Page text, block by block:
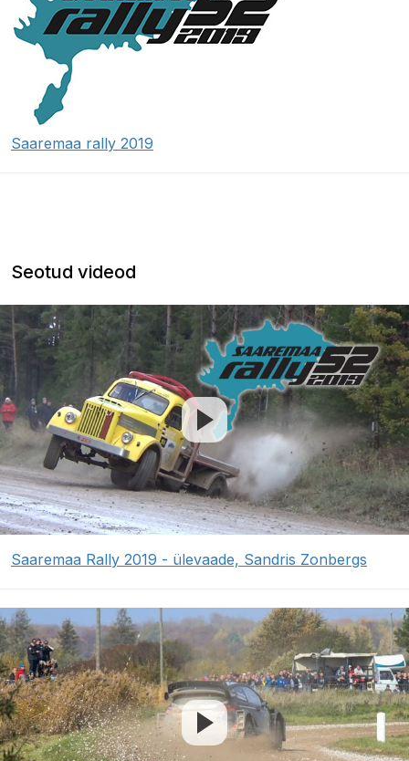
Saaremaa rally 2019
Seotud videod
Saaremaa Rally 2019 - ülevaade, Sandris Zonbergs